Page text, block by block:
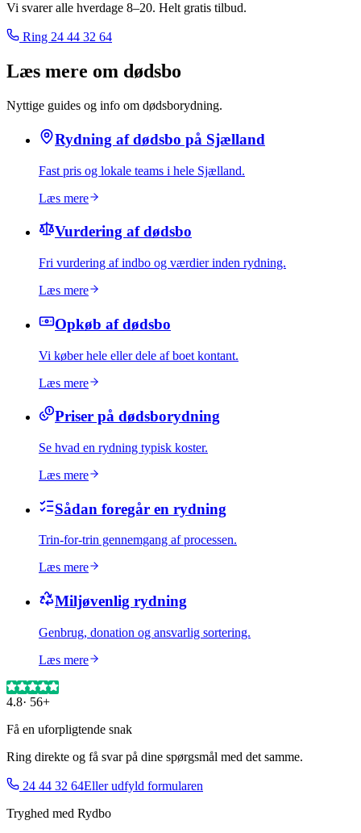
Vi svarer alle hverdage 8–20. Helt gratis tilbud.
Ring 24 44 32 64
Læs mere om dødsbo
Nyttige guides og info om dødsborydning.
Rydning af dødsbo på Sjælland
Fast pris og lokale teams i hele Sjælland.
Læs mere
Vurdering af dødsbo
Fri vurdering af indbo og værdier inden rydning.
Læs mere
Opkøb af dødsbo
Vi køber hele eller dele af boet kontant.
Læs mere
Priser på dødsborydning
Se hvad en rydning typisk koster.
Læs mere
Sådan foregår en rydning
Trin-for-trin gennemgang af processen.
Læs mere
Miljøvenlig rydning
Genbrug, donation og ansvarlig sortering.
Læs mere
4.8· 56+
Få en uforpligtende snak
Ring direkte og få svar på dine spørgsmål med det samme.
24 44 32 64Eller udfyld formularen
Tryghed med Rydbo